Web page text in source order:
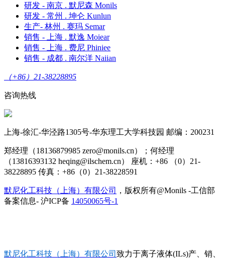
研发 - 南京 . 默尼森 Monils
研发 - 常州 . 坤仑 Kunlun
生产- 林州 . 赛玛 Semar
销售 - 上海 . 默逸 Moiear
销售 - 上海 . 费尼 Phiniee
销售 - 成都 . 南尔洋 Naiian
（+86）21-38228895
咨询热线
上海-徐汇-华泾路1305号-华东理工大学科技园 邮编：200231
郑经理（18136879985 zero@monils.cn）；何经理
（13816393132 heqing@ilschem.cn） 座机：+86 （0）21-
38228895 传真：+86（0）21-38228591
默尼化工科技（上海）有限公司
，版权所有@Monils -工信部
备案信息- 沪ICP备 14050065号-1
默尼化工科技（上海）有限公司 致力于离子液体(ILs)产、销、